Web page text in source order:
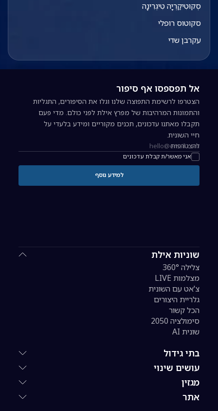
סְקוּטִיקַרְיָה טִיגְרִינָה
סקוטוס רופלי
עקרבן שדי
שוניות אילת
צלילה 360°
מצלמות LIVE
צ'אט עם השונית
גלריית היצורים
הכל קשור
סימולציה 2050
שונית AI
בתי גידול
עושים שינוי
מגזין
אתר
אל תפספסו אף סיפור
הצטרפו לרשימת התפוצה שלנו וגלו את הסיפורים, התגליות
והתמונות המרהיבות של מפרץ אילת לפני כולם. מדי פעם
תקבלו מאתנו עדכונים, תכנים מקוריים ומידע בלעדי על
חיי השונית.
כתובת אימייל להרשמה לניוזלטר
אני מאשר/ת קבלת עדכונים
להצטרפות
למידע נוסף